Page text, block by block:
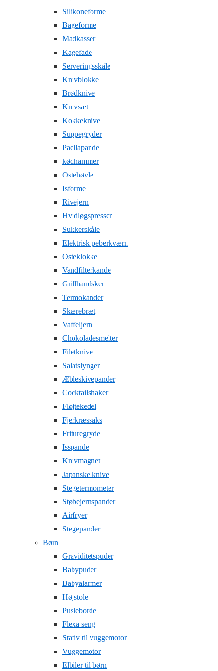
Silikoneforme
Bageforme
Madkasser
Kagefade
Serveringsskåle
Knivblokke
Brødknive
Knivsæt
Kokkeknive
Suppegryder
Paellapande
kødhammer
Ostehøvle
Isforme
Rivejern
Hvidløgspresser
Sukkerskåle
Elektrisk peberkværn
Osteklokke
Vandfilterkande
Grillhandsker
Termokander
Skærebræt
Vaffeljern
Chokoladesmelter
Filetknive
Salatslynger
Æbleskivepander
Cocktailshaker
Fløjtekedel
Fjerkræssaks
Frituregryde
Isspande
Knivmagnet
Japanske knive
Stegetermometer
Støbejernspander
Airfryer
Stegepander
Børn
Graviditetspuder
Babypuder
Babyalarmer
Højstole
Pusleborde
Flexa seng
Stativ til vuggemotor
Vuggemotor
Elbiler til børn